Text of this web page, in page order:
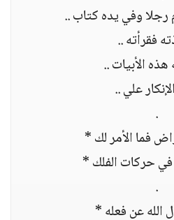
رجلا وفي يده كتاب ..
فقرأته ..
هذه الأبيات ..
علي ..
.
فما الأمر لك *
حركات الفلك *
.
الله عن فعله *